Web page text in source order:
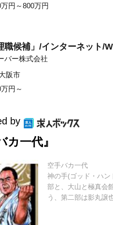
円～800万円
職候補」/インターネット/
バー株式会社
阪市
円～
by
カ一代』
空手バカ一代
神の手(ゴッド・ハ
部と、大山と極真会
う、第二部は影丸譲